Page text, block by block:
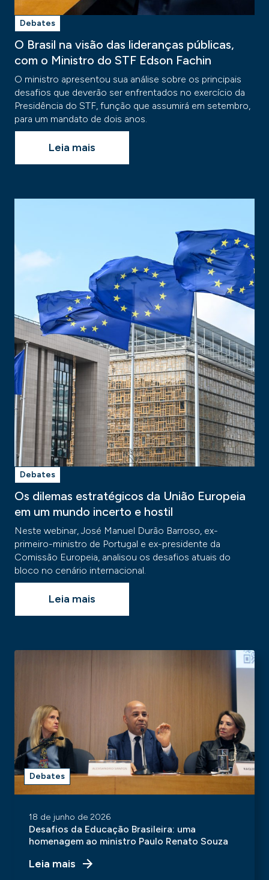
Debates
O Brasil na visão das lideranças públicas,
com o Ministro do STF Edson Fachin
O ministro apresentou sua análise sobre os principais
desafios que deverão ser enfrentados no exercício da
Presidência do STF, função que assumirá em setembro,
para um mandato de dois anos.
Leia mais
Debates
Os dilemas estratégicos da União Europeia
em um mundo incerto e hostil
Neste webinar, José Manuel Durão Barroso, ex-
primeiro-ministro de Portugal e ex-presidente da
Comissão Europeia, analisou os desafios atuais do
bloco no cenário internacional.
Leia mais
Debates
18 de junho de 2026
Desafios da Educação Brasileira: uma
homenagem ao ministro Paulo Renato Souza
Leia mais